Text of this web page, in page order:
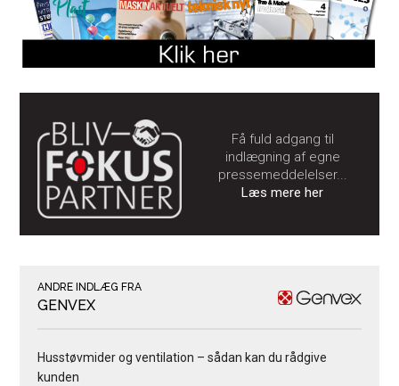
Få fuld adgang til
indlægning af egne
pressemeddelelser...
Læs mere her
ANDRE INDLÆG FRA
GENVEX
Husstøvmider og ventilation – sådan kan du rådgive
kunden